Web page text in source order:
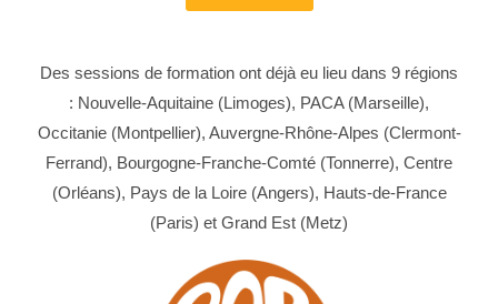
Des sessions de formation ont déjà eu lieu dans 9 régions
: Nouvelle-Aquitaine (Limoges), PACA (Marseille),
Occitanie (Montpellier), Auvergne-Rhône-Alpes (Clermont-
Ferrand), Bourgogne-Franche-Comté (Tonnerre), Centre
(Orléans), Pays de la Loire (Angers), Hauts-de-France
(Paris) et Grand Est (Metz)